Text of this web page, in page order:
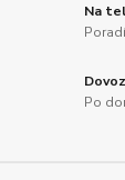
Na
Po